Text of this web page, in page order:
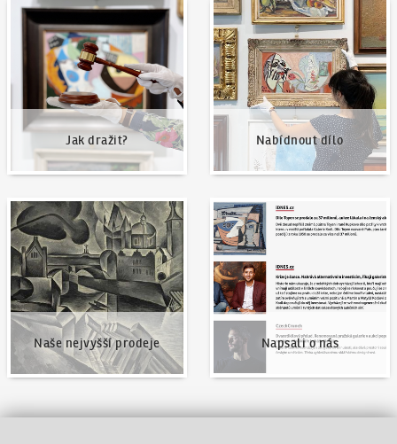
Jak dražit?
Jak dražit?
Nabídnout dílo
Nabídnout dílo
Naše nejvyšší prodeje
Naše nejvyšší prodeje
Napsali o nás
Napsali o nás